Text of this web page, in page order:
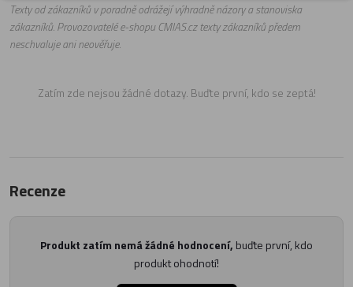
Texty od zákazníků v poradně odrážejí výhradně názory a stanoviska
zákazníků. Provozovatelé e-shopu CMIAS.cz texty zákazníků předem
neschvaluje ani neověřuje.
Zatím zde nejsou žádné dotazy. Buďte první, kdo se zeptá!
Recenze
Produkt zatím nemá žádné hodnocení, buďte první, kdo
produkt ohodnotí!